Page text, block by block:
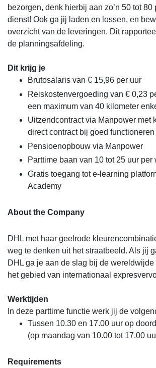
bezorgen, denk hierbij aan zo’n 50 tot 80
dienst! Ook ga jij laden en lossen, en
overzicht van de leveringen. Dit
de planningsafdeling.
Dit krijg je
Brutosalaris van € 15,96 per uur
Reiskostenvergoeding van € 0,23
een maximum van 40 kilometer
Uitzendcontract via Manpower met
direct contract bij goed functioneren
Pensioenopbouw via Manpower
Parttime baan van 10 tot 25 uur per
Gratis toegang tot e-learning
Academy
About the Company
DHL met haar geelrode
weg te denken uit het straatbeeld. Als jij
DHL ga je aan de slag bij de
het gebied van internationaal
Werktijden
In deze parttime functie werk jij de
Tussen 10.30 en 17.00 uur op
(op maandag van 10.00 tot 17.00
Requirements